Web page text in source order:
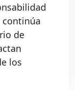
continúa
de
los